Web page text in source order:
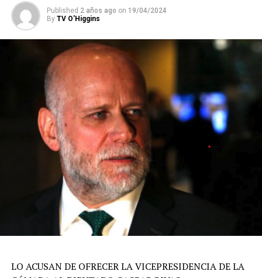
Published 2 años ago on 19/04/2024
By TV O'Higgins
LO ACUSAN DE OFRECER LA VICEPRESIDENCIA DE LA